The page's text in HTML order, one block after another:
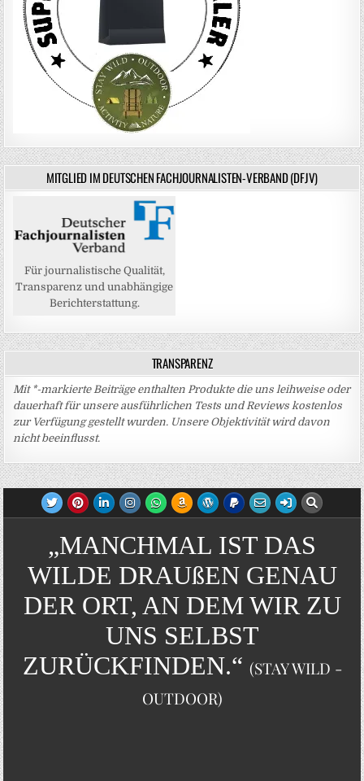
MITGLIED IM DEUTSCHEN FACHJOURNALISTEN-VERBAND (DFJV)
Für journalistische Qualität,
Transparenz und unabhängige
Berichterstattung.
TRANSPARENZ
Mit *-markierte Beiträge enthalten Produkte die uns leihweise oder
dauerhaft für unsere ausführlichen Tests und Reviews kostenlos
zur Verfügung gestellt wurden. Unsere Objektivität wird davon
nicht beeinflusst.
„MANCHMAL IST DAS
WILDE DRAUßEN GENAU
DER ORT, AN DEM WIR ZU
UNS SELBST
ZURÜCKFINDEN.“ (STAY WILD -
OUTDOOR)